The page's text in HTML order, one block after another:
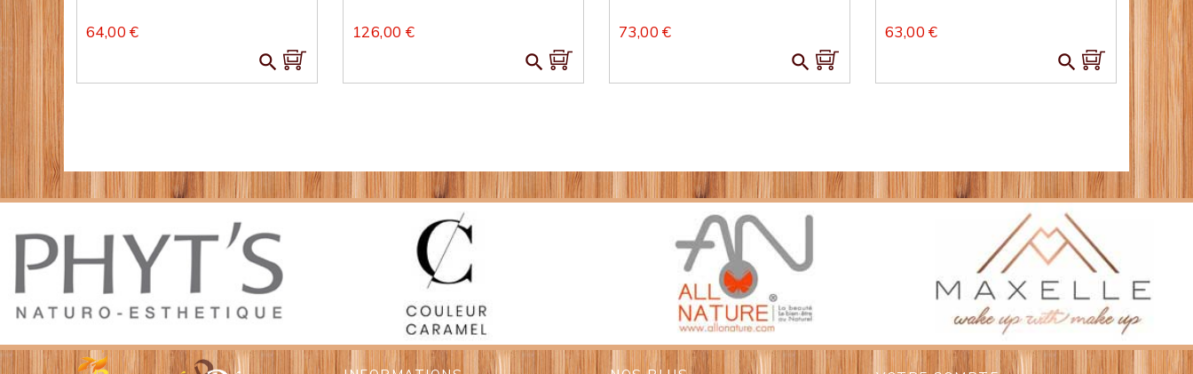
64,00 €

126,00 €

73,00 €

63,00 €
